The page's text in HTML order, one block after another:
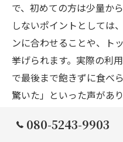
で、初めての方は少量か
しないポイントとしては
ンに合わせることや、ト
挙げられます。実際の利
で最後まで飽きずに食べ
驚いた」といった声があ
080-5243-9903